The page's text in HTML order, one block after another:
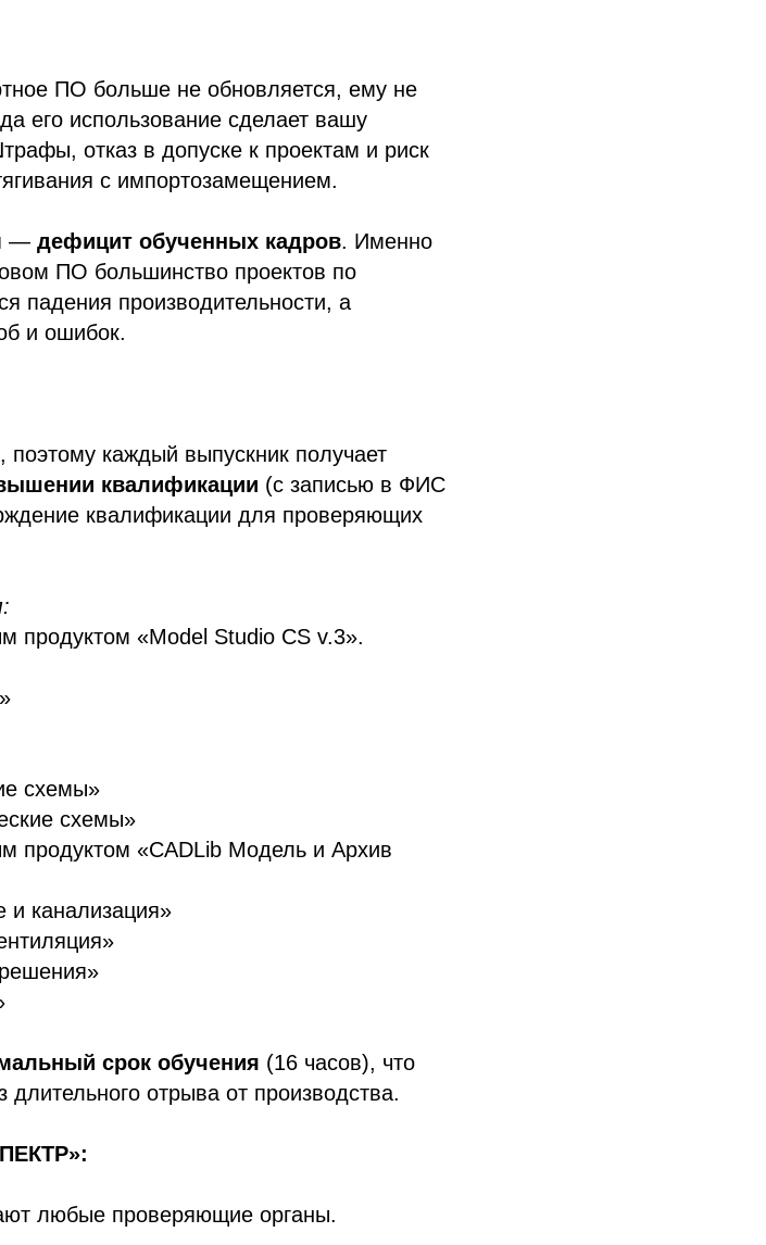
ПО больше не обновляется, ему не
его использование сделает вашу
отказ в допуске к проектам и риск
с импортозамещением.
— дефицит обученных кадров. Именно
ПО большинство проектов по
падения производительности, а
и ошибок.
каждый выпускник получает
квалификации (с записью в ФИС
квалификации для проверяющих
продуктом «Model Studio CS v.3».
схемы»
схемы»
продуктом «CADLib Модель и Архив
и канализация»
срок обучения (16 часов), что
длительного отрыва от производства.
любые проверяющие органы.